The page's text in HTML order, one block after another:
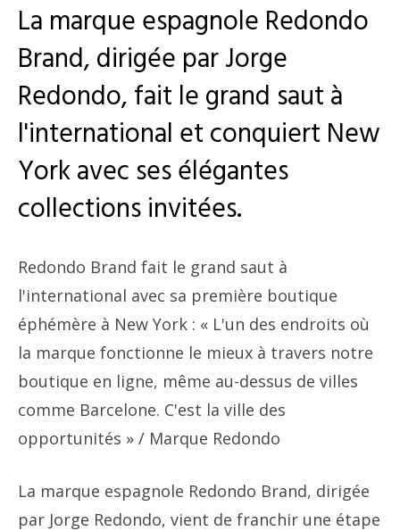
La marque espagnole Redondo
Brand, dirigée par Jorge
Redondo, fait le grand saut à
l'international et conquiert New
York avec ses élégantes
collections invitées.
Redondo Brand fait le grand saut à
l'international avec sa première boutique
éphémère à New York : « L'un des endroits où
la marque fonctionne le mieux à travers notre
boutique en ligne, même au-dessus de villes
comme Barcelone. C'est la ville des
opportunités » / Marque Redondo
La marque espagnole Redondo Brand, dirigée
par Jorge Redondo, vient de franchir une étape